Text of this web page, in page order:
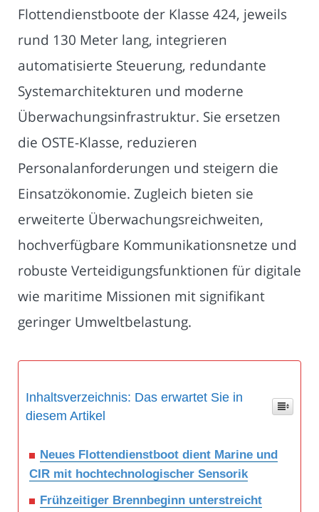
Flottendienstboote der Klasse 424, jeweils
rund 130 Meter lang, integrieren
automatisierte Steuerung, redundante
Systemarchitekturen und moderne
Überwachungsinfrastruktur. Sie ersetzen
die OSTE-Klasse, reduzieren
Personalanforderungen und steigern die
Einsatzökonomie. Zugleich bieten sie
erweiterte Überwachungsreichweiten,
hochverfügbare Kommunikationsnetze und
robuste Verteidigungsfunktionen für digitale
wie maritime Missionen mit signifikant
geringer Umweltbelastung.
Inhaltsverzeichnis: Das erwartet Sie in
diesem Artikel
Neues Flottendienstboot dient Marine und
CIR mit hochtechnologischer Sensorik
Frühzeitiger Brennbeginn unterstreicht